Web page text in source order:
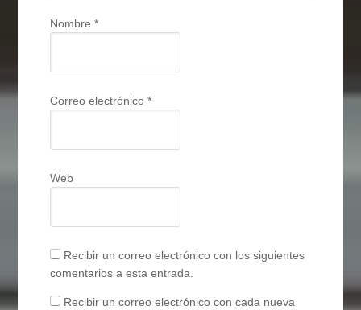
Nombre*
Correo electrónico*
Web
Recibir un correo electrónico con los siguientes
comentarios a esta entrada.
Recibir un correo electrónico con cada nueva